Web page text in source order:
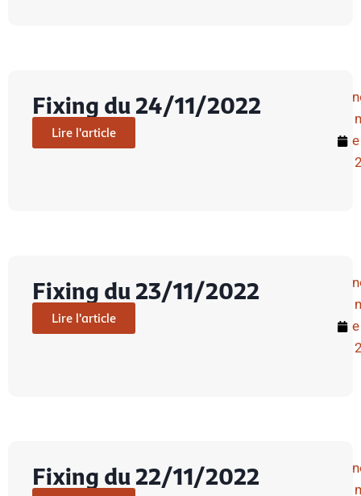
Fixing du 24/11/2022
Lire l'article
Fixing du 23/11/2022
Lire l'article
Fixing du 22/11/2022